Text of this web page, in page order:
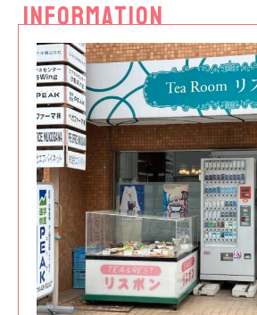
INFORMATION